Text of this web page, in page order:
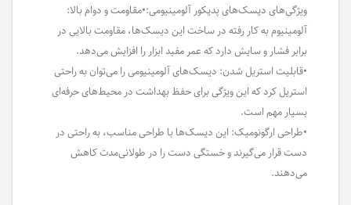
ویژگی‌های دیسک‌های پدیکور آلومینیومی:•مقاومت و دوام بالا:
آلومینیوم به کار رفته در ساخت این دیسک‌ها، مقاومت بالایی در
برابر فشار و سایش دارد که عمر مفید ابزار را افزایش می‌دهد.
•قابلیت استریل شدن: دیسک‌های آلومینیومی را می‌توان به راحتی
استریل کرد که این ویژگی برای حفظ بهداشت در محیط‌های حرفه‌ای
بسیار مهم است.
•طراحی ارگونومیک: این دیسک‌ها با طراحی مناسب، به راحتی در
دست قرار می‌گیرند و خستگی دست را در طولانی‌مدت کاهش
می‌دهند.